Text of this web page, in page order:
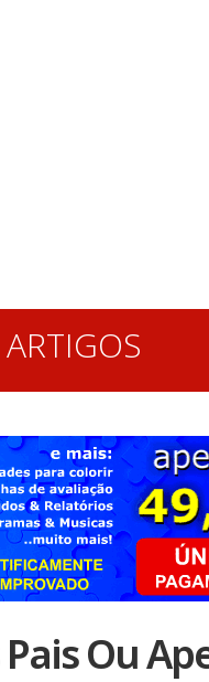
ARTIGOS
Ou